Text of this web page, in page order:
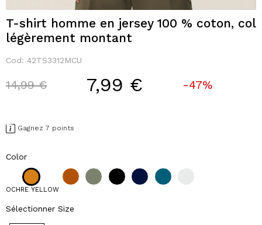
T-shirt homme en jersey 100 % coton, col
légèrement montant
Cod: 42TS3312MCU
Price reduced from
14,99 €to 7,99 € -47%
Gagnez 7 points
Color
OCHRE YELLOW
Sélectionner Size